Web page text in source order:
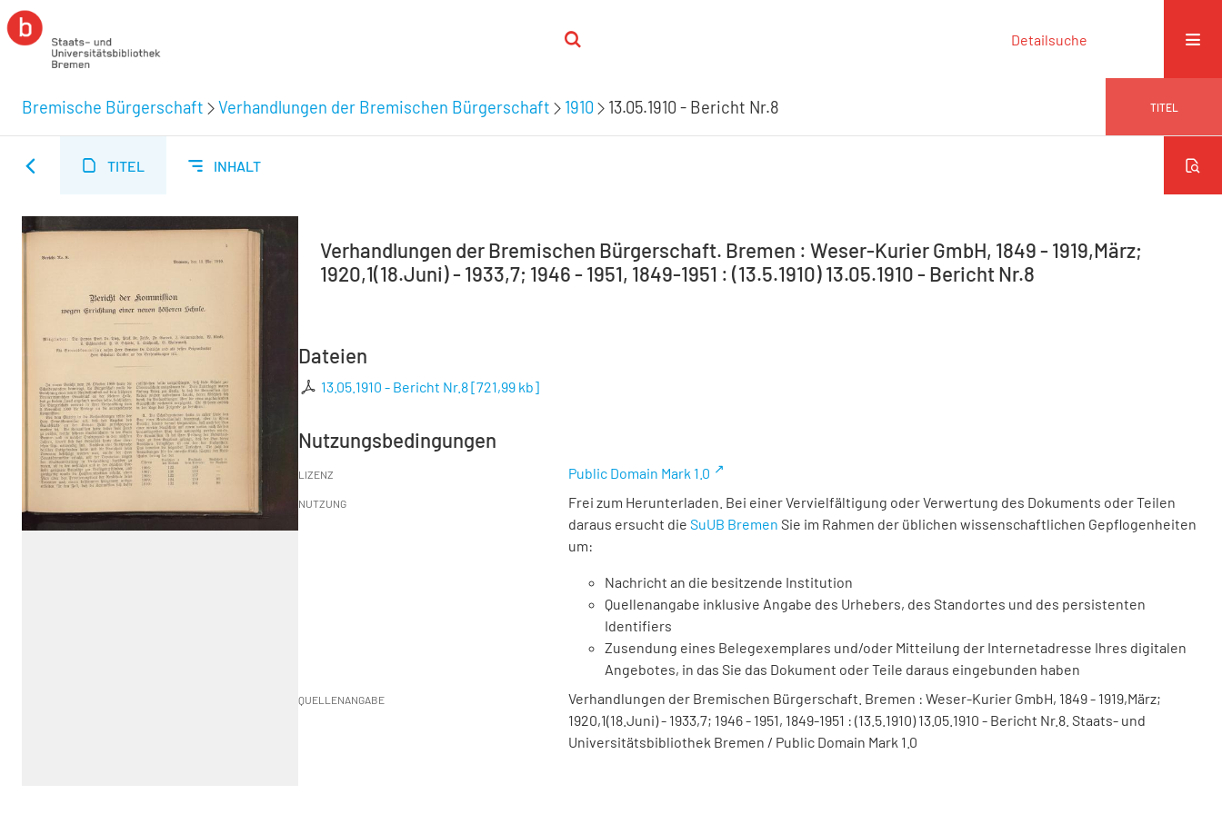
Detailsuche
Bremische Bürgerschaft Verhandlungen der Bremischen Bürgerschaft 1910 13.05.1910 - Bericht Nr.8 TITEL
TITEL INHALT
Verhandlungen der Bremischen Bürgerschaft. Bremen : Weser-Kurier GmbH, 1849 - 1919,März;
1920,1(18.Juni) - 1933,7; 1946 - 1951, 1849-1951 : (13.5.1910) 13.05.1910 - Bericht Nr.8
Dateien
13.05.1910 - Bericht Nr.8[721,99 kb]
Nutzungsbedingungen
LIZENZ Public Domain Mark 1.0
NUTZUNG
Frei zum Herunterladen. Bei einer Vervielfältigung oder Verwertung des Dokuments oder Teilen
daraus ersucht die SuUB Bremen Sie im Rahmen der üblichen wissenschaftlichen Gepflogenheiten
um:
Nachricht an die besitzende Institution
Quellenangabe inklusive Angabe des Urhebers, des Standortes und des persistenten
Identifiers
Zusendung eines Belegexemplares und/oder Mitteilung der Internetadresse Ihres digitalen
Angebotes, in das Sie das Dokument oder Teile daraus eingebunden haben
QUELLENANGABE
Verhandlungen der Bremischen Bürgerschaft. Bremen : Weser-Kurier GmbH, 1849 - 1919,März;
1920,1(18.Juni) - 1933,7; 1946 - 1951, 1849-1951 : (13.5.1910) 13.05.1910 - Bericht Nr.8. Staats- und
Universitätsbibliothek Bremen / Public Domain Mark 1.0